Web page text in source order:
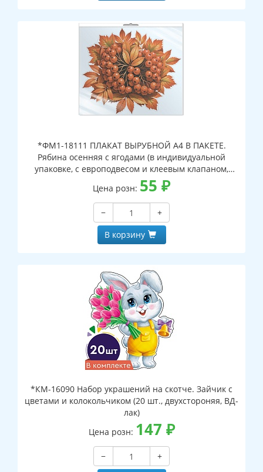
*ФМ1-18111 ПЛАКАТ ВЫРУБНОЙ А4 В ПАКЕТЕ.
Рябина осенняя с ягодами (в индивидуальной
упаковке, с европодвесом и клеевым клапаном,
двухсторонний, ВД-лак)
Цена розн: 55 ₽
−
+
В корзину
*КМ-16090 Набор украшений на скотче. Зайчик с
цветами и колокольчиком (20 шт., двухстороняя, ВД-
лак)
Цена розн: 147 ₽
−
+